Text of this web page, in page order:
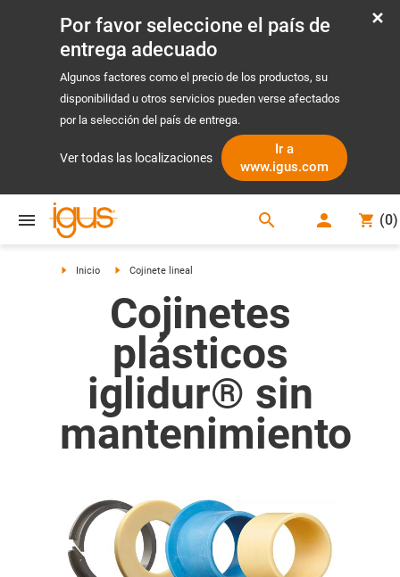
Por favor seleccione el país de
entrega adecuado
Algunos factores como el precio de los productos, su
disponibilidad u otros servicios pueden verse afectados
por la selección del país de entrega.
Ver todas las localizaciones
Ir a
www.igus.com
search (0)
Inicio Cojinete lineal
Cojinetes
plásticos
iglidur® sin
mantenimiento